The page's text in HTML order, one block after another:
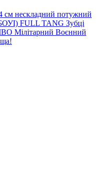
см нескладний потужний
FULL TANG Зубці
Мілітарний Воєнний